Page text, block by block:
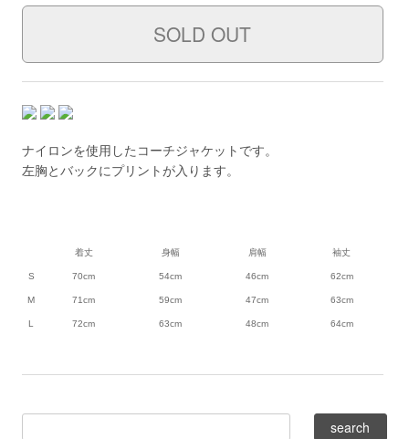
ナイロンを使用したコーチジャケットです。
左胸とバックにプリントが入ります。
着丈 身幅 肩幅 袖丈
S 70cm 54cm 46cm 62cm
M 71cm 59cm 47cm 63cm
L 72cm 63cm 48cm 64cm